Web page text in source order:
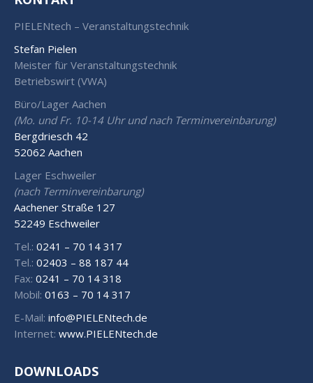
PIELENtech – Veranstaltungstechnik
Stefan Pielen
Meister für Veranstaltungstechnik
Betriebswirt (VWA)
Büro/Lager Aachen
(Mo. und Fr. 10-14 Uhr und nach Terminvereinbarung)
Bergdriesch 42
52062 Aachen
Lager Eschweiler
(nach Terminvereinbarung)
Aachener Straße 127
52249 Eschweiler
Tel.: 0241 – 70 14 317
Tel.: 02403 – 88 187 44
Fax: 0241 – 70 14 318
Mobil: 0163 – 70 14 317
E-Mail: info@PIELENtech.de
Internet: www.PIELENtech.de
DOWNLOADS